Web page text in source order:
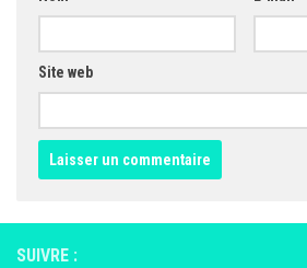
Site web
SUIVRE :